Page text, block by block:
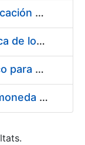
Servicio de Calibración y Verificación Externa de los Equipos de Medición del Servicio de Prevención de la FNMT-RCM
Conexión mediante Fibra Óptica de los Centros de Proceso de Datos (CPDs) de las sedes de la FNMT-RCM de Burgos y Madrid
Contratación de acuerdo marco para el Suministro de Material de Electricidad para la Fábrica Nacional de Moneda y Timbre-Real Casa de la Moneda en su centro de trabajo de Burgos
Suministro de estuches para moneda de 30 €